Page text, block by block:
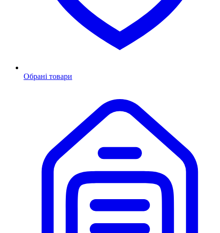
Обрані товари